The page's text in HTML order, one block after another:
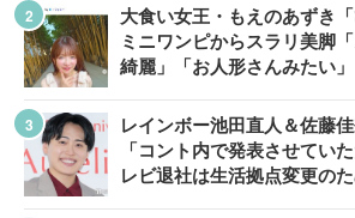
大食い女王・もえのあずき
ミニワンピからスラリ美脚
綺麗」「お人形さんみたい」
レインボー池田直人＆佐藤
「コント内で発表させてい
レビ退社は生活拠点変更の